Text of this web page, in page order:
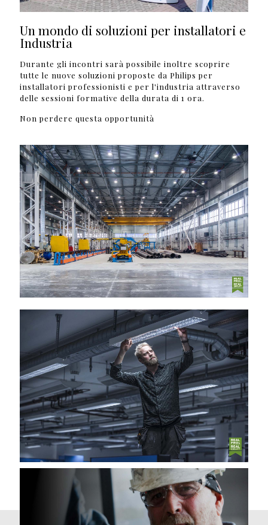
Un mondo di soluzioni per installatori e
Industria
Durante gli incontri sarà possibile inoltre scoprire
tutte le nuove soluzioni proposte da Philips per
installatori professionisti e per l'industria attraverso
delle sessioni formative della durata di 1 ora.
Non perdere questa opportunità